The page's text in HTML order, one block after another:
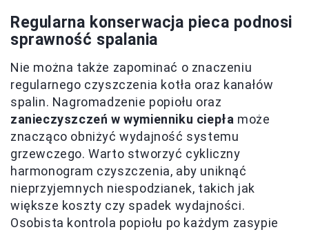
Regularna konserwacja pieca podnosi
sprawność spalania
Nie można także zapominać o znaczeniu
regularnego czyszczenia kotła oraz kanałów
spalin. Nagromadzenie popiołu oraz
zanieczyszczeń w wymienniku ciepła może
znacząco obniżyć wydajność systemu
grzewczego. Warto stworzyć cykliczny
harmonogram czyszczenia, aby uniknąć
nieprzyjemnych niespodzianek, takich jak
większe koszty czy spadek wydajności.
Osobista kontrola popiołu po każdym zasypie